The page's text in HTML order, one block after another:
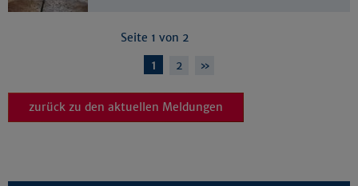
Seite 1 von 2
1 2 »
zurück zu den aktuellen Meldungen